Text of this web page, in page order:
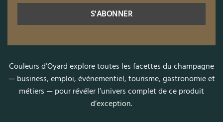
Couleurs d’Oyard explore toutes les facettes du champagne
— business, emploi, événementiel, tourisme, gastronomie et
métiers — pour révéler l’univers complet de ce produit
d’exception.